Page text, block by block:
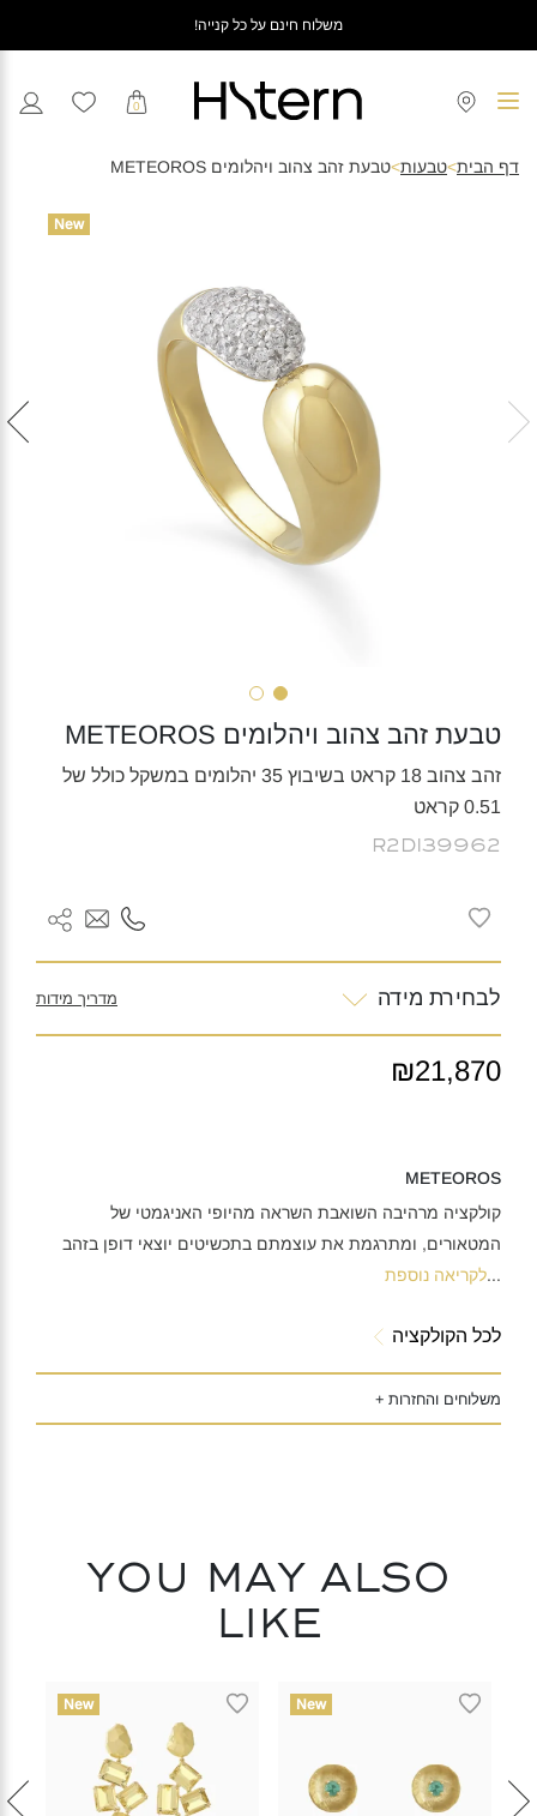
משלוח חינם על כל קנייה!
0
דף הבית>טבעות>טבעת זהב צהוב ויהלומים METEOROS
New
טבעת זהב צהוב ויהלומים METEOROS
זהב צהוב 18 קראט בשיבוץ 35 יהלומים במשקל כולל של
0.51 קראט
R2DI39962
לבחירת מידה מדריך מידות
₪21,870
METEOROS
קולקציה מרהיבה השואבת השראה מהיופי האניגמטי של
המטאורים, ומתרגמת את עוצמתם בתכשיטים יוצאי דופן בזהב
...לקריאה נוספת
לכל הקולקציה
משלוחים והחזרות +
You may also
like
New
New